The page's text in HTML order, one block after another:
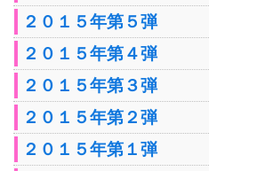
２０１５年第５弾
２０１５年第４弾
２０１５年第３弾
２０１５年第２弾
２０１５年第１弾